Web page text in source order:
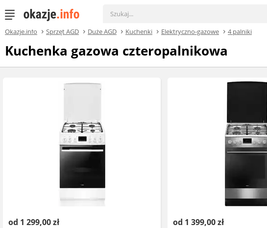
Okazje.info Sprzęt AGD Duże AGD Kuchenki Elektryczno-gazowe 4 palniki
Kuchenka gazowa czteropalnikowa
od 1 299,00 zł od 1 399,00 zł